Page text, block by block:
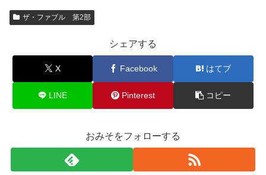
ザ・ファブル 第2部
シェアする
X Facebook はてブ
LINE Pinterest コピー
おみそをフォローする